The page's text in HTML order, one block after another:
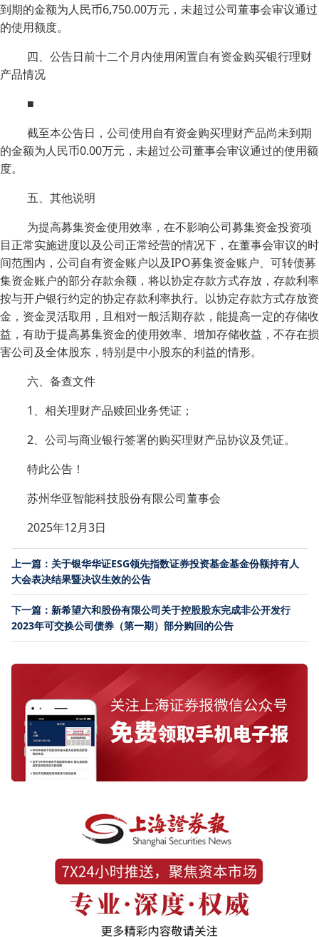
到期的金额为人民币6,750.00万元，未超过公司董事会审议通过
的使用额度。
四、公告日前十二个月内使用闲置自有资金购买银行理财
产品情况
■
截至本公告日，公司使用自有资金购买理财产品尚未到期
的金额为人民币0.00万元，未超过公司董事会审议通过的使用额
度。
五、其他说明
为提高募集资金使用效率，在不影响公司募集资金投资项
目正常实施进度以及公司正常经营的情况下，在董事会审议的时
间范围内，公司自有资金账户以及IPO募集资金账户、可转债募
集资金账户的部分存款余额，将以协定存款方式存放，存款利率
按与开户银行约定的协定存款利率执行。以协定存款方式存放资
金，资金灵活取用，且相对一般活期存款，能提高一定的存储收
益，有助于提高募集资金的使用效率、增加存储收益，不存在损
害公司及全体股东，特别是中小股东的利益的情形。
六、备查文件
1、相关理财产品赎回业务凭证；
2、公司与商业银行签署的购买理财产品协议及凭证。
特此公告！
苏州华亚智能科技股份有限公司董事会
2025年12月3日
上一篇：关于银华华证ESG领先指数证券投资基金基金份额持有人
大会表决结果暨决议生效的公告
下一篇：新希望六和股份有限公司关于控股股东完成非公开发行
2023年可交换公司债券（第一期）部分购回的公告